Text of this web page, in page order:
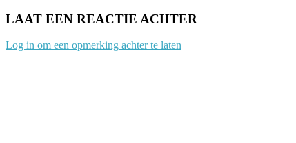
LAAT EEN REACTIE ACHTER
Log in om een opmerking achter te laten